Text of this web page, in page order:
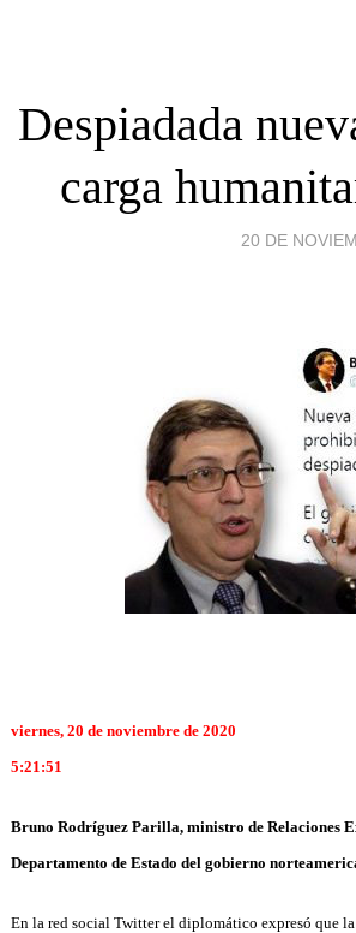
Despiadada
carga
20 DE
viernes, 20 de noviembre de 2020
5:21:51
Bruno Rodríguez Parilla, ministro de Relaciones
Departamento de Estado del gobierno
En la red social Twitter el diplomático expresó que